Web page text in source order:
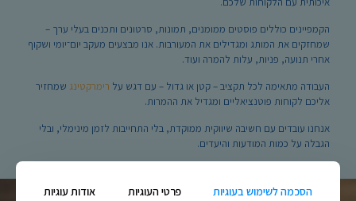
הקמפיינים כוללים פוסטים ממומנים, תמונות, סרטונים ותכנים בעלי ערך –
שמחזקים את המותג ומגדילים את המעורבות. אנו מבצעים מעקב יום־יומי ושקוף
אחרי תנועה, פניות, עלות להמרה ועוד.
העבודה מתאימה לכל תקציב – קטן או גדול – עם דגש על רימרקטינג שמחזיר
אליכם לקוחות פוטנציאליים ומגדיל את ההמרות.
אנחנו עובדים עם חשיבה שיווקית ממוקדת, בלי התחייבות לזמן מינימלי, ובלי
הגבלה על כמות המודעות והיעדים.
הסכמה לשימוש בעוגיות פרטי העוגיות אודות עוגיות